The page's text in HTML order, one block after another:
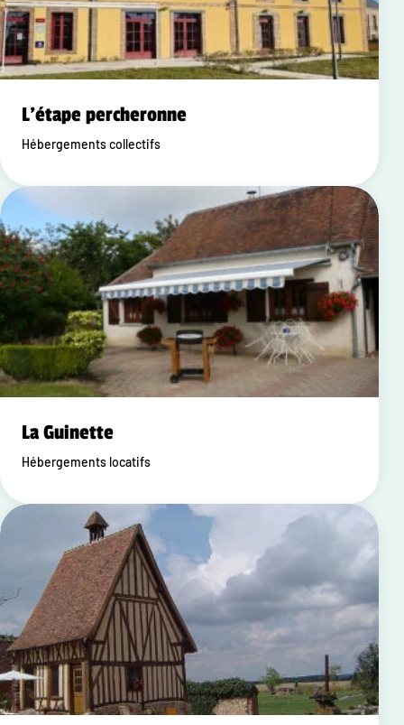
L'étape percheronne
Hébergements collectifs
La Guinette
Hébergements locatifs